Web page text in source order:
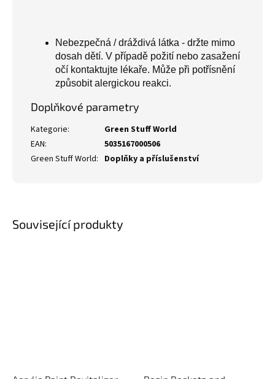
Související produkty
Nebezpečná / dráždivá látka - držte mimo
dosah dětí. V případě požití nebo zasažení
očí kontaktujte lékaře. Může při potřísnění
způsobit alergickou reakci.
Doplňkové parametry
Kategorie:
Green Stuff World
EAN:
5035167000506
Green Stuff World: Doplňky a příslušenství